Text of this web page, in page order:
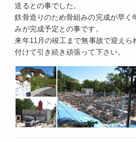
送るとの事でした。
鉄骨造りのため骨組みの完成が早く
みが完成予定との事です。
来年11月の竣工まで無事故で迎えら
付けて引き続き頑張って下さい。